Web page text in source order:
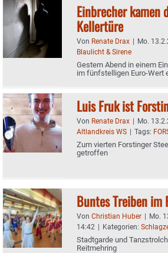
Einbrecher kamen
Kellertüre
Von Renate Drax | Mo.
Blaulicht & Sirene
Gestern Abend in einem
im fünfstelligen Euro-Wert
Luis Fruk ist
Von Renate Drax | Mo.
Altlandkreis WS | Tags:
Zum vierten Forstinger
getroffen
Buntes Treiben im
Von Christian Huber | Mo.
14:42 | Kategorien:
Stadtgarde und
Reitmehring